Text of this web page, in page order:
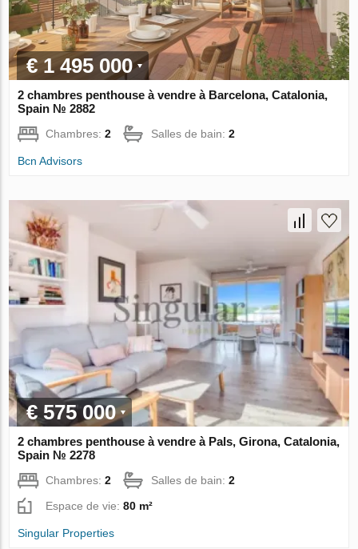
€ 1 495 000
2 chambres penthouse à vendre à Barcelona, Catalonia,
Spain № 2882
Chambres:2 Salles de bain:2
Bcn Advisors
€ 575 000
2 chambres penthouse à vendre à Pals, Girona, Catalonia,
Spain № 2278
Chambres:2 Salles de bain:2
Espace de vie:80 m²
Singular Properties